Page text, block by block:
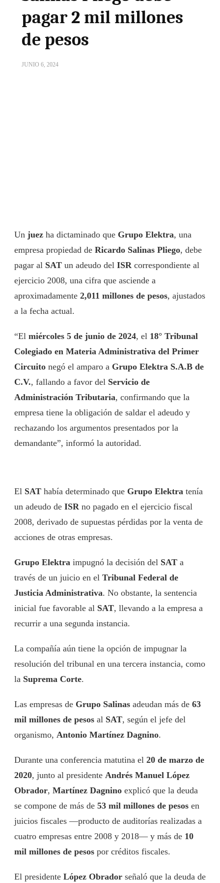
pagar 2 mil millones
de pesos
JUNIO 6, 2024
Un juez ha dictaminado que Grupo Elektra, una
empresa propiedad de Ricardo Salinas Pliego, debe
pagar al SAT un adeudo del ISR correspondiente al
ejercicio 2008, una cifra que asciende a
aproximadamente 2,011 millones de pesos, ajustados
a la fecha actual.
“El miércoles 5 de junio de 2024, el 18° Tribunal
Colegiado en Materia Administrativa del Primer
Circuito negó el amparo a Grupo Elektra S.A.B de
C.V., fallando a favor del Servicio de
Administración Tributaria, confirmando que la
empresa tiene la obligación de saldar el adeudo y
rechazando los argumentos presentados por la
demandante”, informó la autoridad.
El SAT había determinado que Grupo Elektra tenía
un adeudo de ISR no pagado en el ejercicio fiscal
2008, derivado de supuestas pérdidas por la venta de
acciones de otras empresas.
Grupo Elektra impugnó la decisión del SAT a
través de un juicio en el Tribunal Federal de
Justicia Administrativa. No obstante, la sentencia
inicial fue favorable al SAT, llevando a la empresa a
recurrir a una segunda instancia.
La compañía aún tiene la opción de impugnar la
resolución del tribunal en una tercera instancia, como
la Suprema Corte.
Las empresas de Grupo Salinas adeudan más de 63
mil millones de pesos al SAT, según el jefe del
organismo, Antonio Martínez Dagnino.
Durante una conferencia matutina el 20 de marzo de
2020, junto al presidente Andrés Manuel López
Obrador, Martínez Dagnino explicó que la deuda
se compone de más de 53 mil millones de pesos en
juicios fiscales —producto de auditorías realizadas a
cuatro empresas entre 2008 y 2018— y más de 10
mil millones de pesos por créditos fiscales.
El presidente López Obrador señaló que la deuda de